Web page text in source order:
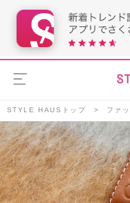
STYLE HAUSトップ ファ